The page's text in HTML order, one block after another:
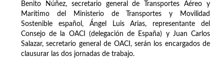
Benito Núñez, secretario general de Transportes Aéreo y
Marítimo del Ministerio de Transportes y Movilidad
Sostenible español, Ángel Luis Arias, representante del
Consejo de la OACI (delegación de España) y Juan Carlos
Salazar, secretario general de OACI, serán los encargados de
clausurar las dos jornadas de trabajo.